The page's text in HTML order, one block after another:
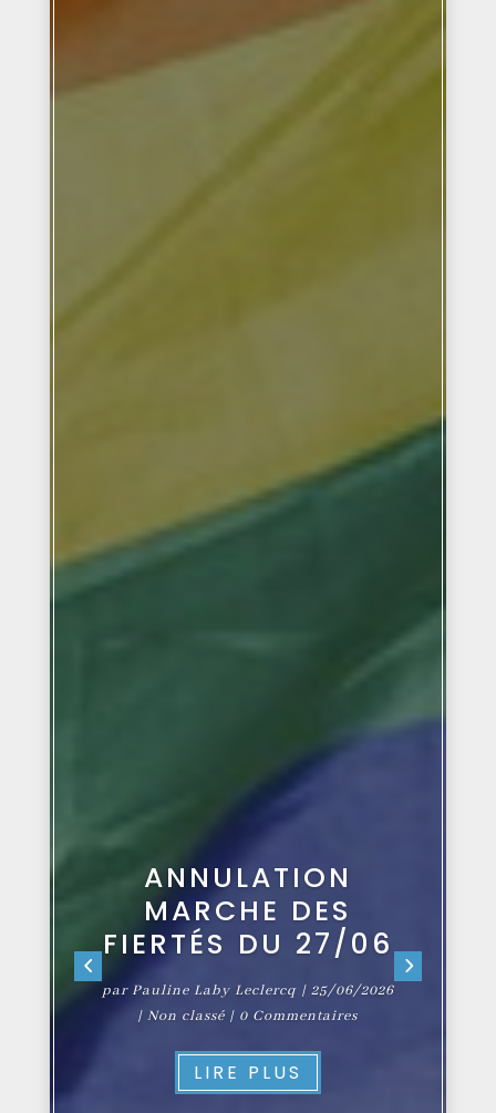
ANNULATION
MARCHE DES
FIERTÉS DU 27/06
parPauline Laby Leclercq| 25/06/2026
|Non classé | 0 Commentaires
LIRE PLUS